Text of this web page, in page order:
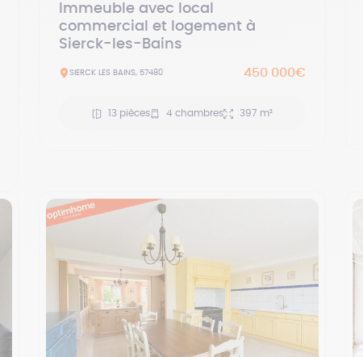
Immeuble avec local
commercial et logement à
Sierck-les-Bains
SIERCK LES BAINS, 57480 450 000€
13 pièces 4 chambres 397 m²